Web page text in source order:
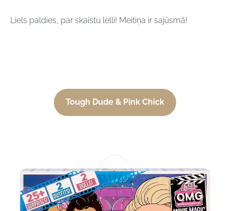
Tough Dude & Pink Chick
Liels paldies, par skaistu lelli! Meitiņa ir sajūsmā!